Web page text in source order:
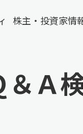
株主・投資家情
Ａ検